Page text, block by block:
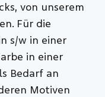
von unserem
Für die
s/w in einer
in einer
Bedarf an
Motiven